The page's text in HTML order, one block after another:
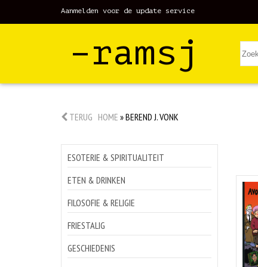
Aanmelden voor de update service
–ramsj
TERUG HOME »BEREND J. VONK
ESOTERIE & SPIRITUALITEIT
ETEN & DRINKEN
FILOSOFIE & RELIGIE
FRIESTALIG
GESCHIEDENIS